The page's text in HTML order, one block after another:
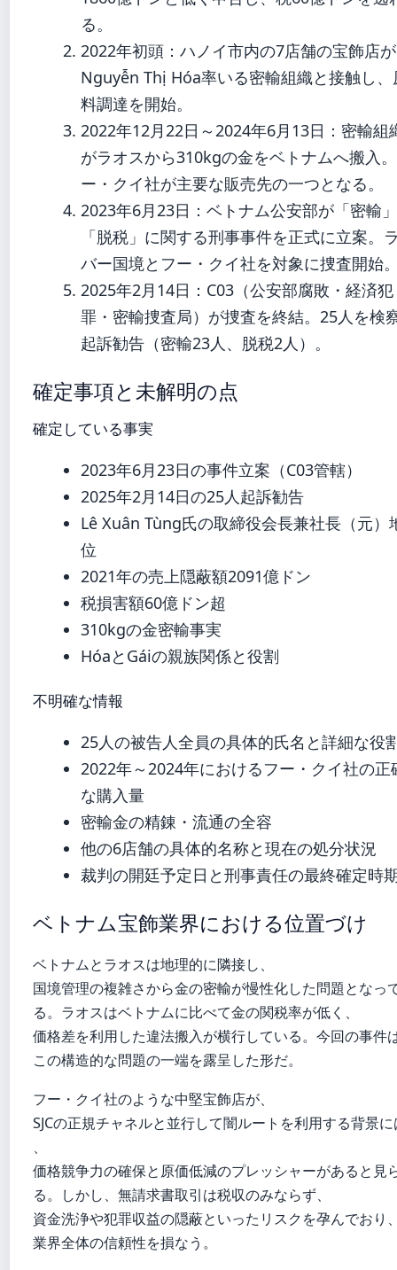
る。
2022年初頭 ：ハノイ市内の7店舗の宝飾店
Nguyễn Thị Hóa率いる密輸組織と接触し、
料調達を開始。
2022年12月22日 ～ 2024年6月13日 ：密輸組
がラオスから310kgの金をベトナムへ搬入
ー・クイ社が主要な販売先の一つとなる。
2023年6月23日 ：ベトナム公安部が「密輸
「脱税」に関する刑事事件を正式に立案。
バー国境とフー・クイ社を対象に捜査開始
2025年2月14日 ：C03（公安部腐敗・経済犯
罪・密輸捜査局）が捜査を終結。25人を検
起訴勧告（密輸23人、脱税2人）。
確定事項と未解明の点
確定している事実
2023年6月23日の事件立案（C03管轄）
2025年2月14日の25人起訴勧告
Lê Xuân Tùng氏の取締役会長兼社長（元）
位
2021年の売上隠蔽額2091億ドン
税損害額60億ドン超
310kgの金密輸事実
HóaとGáiの親族関係と役割
不明確な情報
25人の被告人全員の具体的氏名と詳細な役
2022年～2024年におけるフー・クイ社の正
な購入量
密輸金の精錬・流通の全容
他の6店舗の具体的名称と現在の処分状況
裁判の開廷予定日と刑事責任の最終確定時
ベトナム宝飾業界における位置づけ
ベトナムとラオスは地理的に隣接し、
国境管理の複雑さから金の密輸が慢性化した問題となっ
る。ラオスはベトナムに比べて金の関税率が低く、
価格差を利用した違法搬入が横行している。今回の事件
この構造的な問題の一端を露呈した形だ。
フー・クイ社のような中堅宝飾店が、
SJCの正規チャネルと並行して闇ルートを利用する背景
、
価格競争力の確保と原価低減のプレッシャーがあると見
る。しかし、無請求書取引は税収のみならず、
資金洗浄や犯罪収益の隠蔽といったリスクを孕んでおり
業界全体の信頼性を損なう。